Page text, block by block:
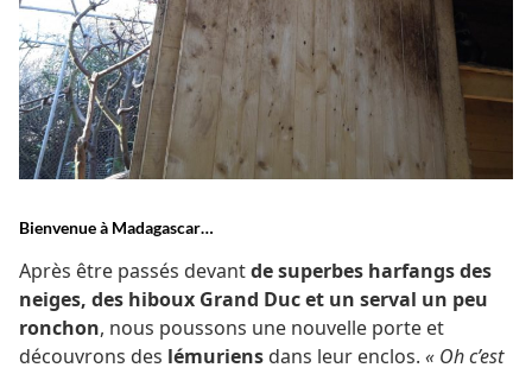
Bienvenue à Madagascar…
Après être passés devantde superbes harfangs des
neiges, des hiboux Grand Duc et un serval un peu
ronchon, nous poussons une nouvelle porte et
découvrons des lémuriens dans leur enclos. « Oh c’est